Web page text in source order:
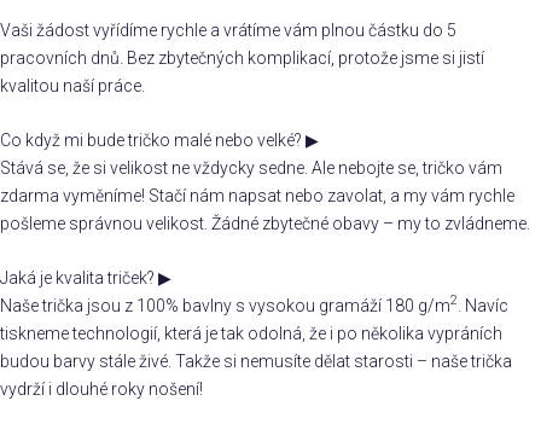
Vaši žádost vyřídíme rychle a vrátíme vám plnou částku do 5
pracovních dnů. Bez zbytečných komplikací, protože jsme si jistí
kvalitou naší práce.
Co když mi bude tričko malé nebo velké? ▶
Stává se, že si velikost ne vždycky sedne. Ale nebojte se, tričko vám
zdarma vyměníme! Stačí nám napsat nebo zavolat, a my vám rychle
pošleme správnou velikost. Žádné zbytečné obavy – my to zvládneme.
Jaká je kvalita triček? ▶
Naše trička jsou z 100% bavlny s vysokou gramáží 180 g/m2
. Navíc
tiskneme technologií, která je tak odolná, že i po několika vypráních
budou barvy stále živé. Takže si nemusíte dělat starosti – naše trička
vydrží i dlouhé roky nošení!